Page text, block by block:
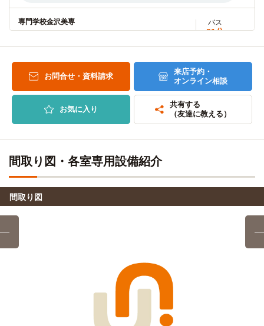
24分
「押野」駅→（北陸鉄道石川線4分）→「新西金沢」駅（乗換
8分）→「西金沢」駅→（IRいしかわ鉄道6分）→「松任」駅
金城大学(笠間キャンパス) バス＋電車
27分
「押野」駅→（北陸鉄道石川線4分）→「新西金沢」駅（乗換
間」駅→（シャトルバス3分）→大学
金城大学(大学院（笠間キャンパス）) バス＋電車
「押野」駅→（北陸鉄道石川線4分）→「新西金沢」駅（乗換
8分）→「西金沢」駅→（IRいしかわ鉄道12分）→「加賀笠
専門学校金沢美専 バス
21分
「押野」停→（のっティバス北部ルート21分）→ 「御経塚
バス
21分
「押野」停→（のっティバス北部ルート21分）→ 「御経塚
お問合せ・資料請求
来店予約・
オンライン相談
お気に入り
共有する
（友達に教える）
間取り図・各室専用設備紹介
間取り図